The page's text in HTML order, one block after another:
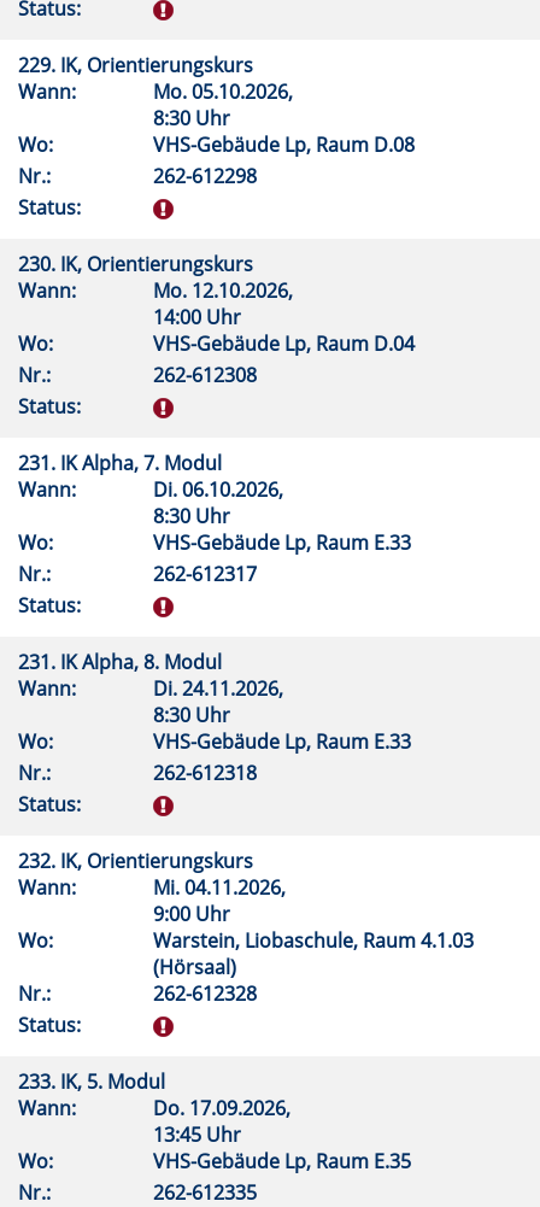
Status:
229. IK, Orientierungskurs
Wann:
Mo.05.10.2026,
8:30 Uhr
Wo:
VHS-Gebäude Lp, Raum D.08
Nr.:
262-612298
Status:
230. IK, Orientierungskurs
Wann:
Mo. 12.10.2026,
14:00 Uhr
Wo:
VHS-Gebäude Lp, Raum D.04
Nr.:
262-612308
Status:
231. IK Alpha, 7. Modul
Wann:
Di.06.10.2026,
8:30 Uhr
Wo:
VHS-Gebäude Lp, Raum E.33
Nr.:
262-612317
Status:
231. IK Alpha, 8. Modul
Wann:
Di.24.11.2026,
8:30 Uhr
Wo:
VHS-Gebäude Lp, Raum E.33
Nr.:
262-612318
Status:
232. IK, Orientierungskurs
Wann:
Mi.04.11.2026,
9:00 Uhr
Wo:
Warstein, Liobaschule, Raum 4.1.03
(Hörsaal)
Nr.:
262-612328
Status:
233. IK, 5. Modul
Wann:
Do. 17.09.2026,
13:45 Uhr
Wo:
VHS-Gebäude Lp, Raum E.35
Nr.:
262-612335